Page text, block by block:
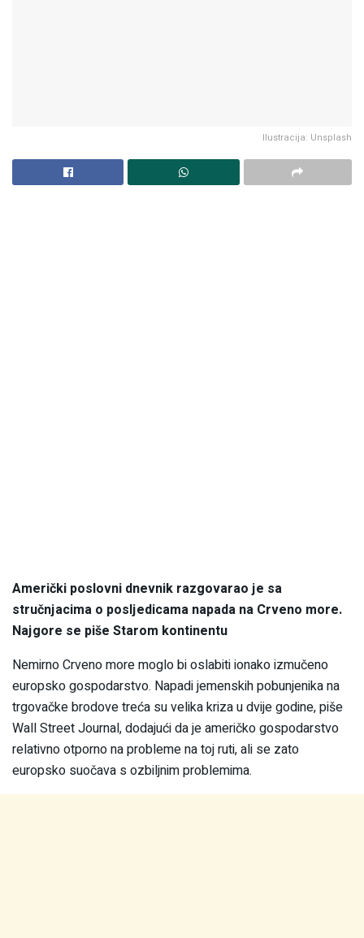
Ilustracija: Unsplash
Američki poslovni dnevnik razgovarao je sa
stručnjacima o posljedicama napada na Crveno more.
Najgore se piše Starom kontinentu
Nemirno Crveno more moglo bi oslabiti ionako izmučeno
europsko gospodarstvo. Napadi jemenskih pobunjenika na
trgovačke brodove treća su velika kriza u dvije godine, piše
Wall Street Journal, dodajući da je američko gospodarstvo
relativno otporno na probleme na toj ruti, ali se zato
europsko suočava s ozbiljnim problemima.